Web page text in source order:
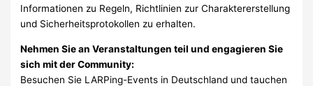
Informationen zu Regeln, Richtlinien zur Charaktererstellung
und Sicherheitsprotokollen zu erhalten.
Nehmen Sie an Veranstaltungen teil und engagieren Sie
sich mit der Community:
Besuchen Sie LARPing-Events in Deutschland und tauchen